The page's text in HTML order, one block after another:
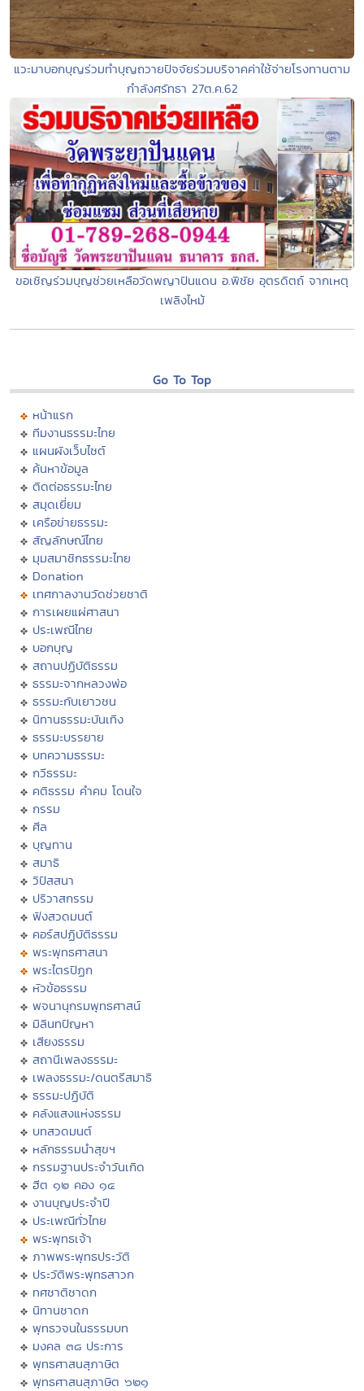
แวะมาบอกบุญร่วมทำบุญถวายปัจจัยร่วมบริจาคค่าใช้จ่ายโรงทานตาม
กำลังศรัทธา 27ต.ค.62
ขอเชิญร่วมบุญช่วยเหลือวัดพญาปันแดน อ.พิชัย อุตรดิตถ์ จากเหตุ
เพลิงไหม้
Go To Top
หน้าแรก
ทีมงานธรรมะไทย
แผนผังเว็บไซต์
ค้นหาข้อมูล
ติดต่อธรรมะไทย
สมุดเยี่ยม
เครือข่ายธรรมะ
สัญลักษณ์ไทย
มุมสมาชิกธรรมะไทย
Donation
เทศกาลงานวัดช่วยชาติ
การเผยแผ่ศาสนา
ประเพณีไทย
บอกบุญ
สถานปฏิบัติธรรม
ธรรมะจากหลวงพ่อ
ธรรมะกับเยาวชน
นิทานธรรมะบันเทิง
ธรรมะบรรยาย
บทความธรรมะ
กวีธรรมะ
คติธรรม คำคม โดนใจ
กรรม
ศีล
บุญทาน
สมาธิ
วิปัสสนา
ปริวาสกรรม
ฟังสวดมนต์
คอร์สปฏิบัติธรรม
พระพุทธศาสนา
พระไตรปิฏก
หัวข้อธรรม
พจนานุกรมพุทธศาสน์
มิลินทปัญหา
เสียงธรรม
สถานีเพลงธรรมะ
เพลงธรรมะ/ดนตรีสมาธิ
ธรรมะปฏิบัติ
คลังแสงแห่งธรรม
บทสวดมนต์
หลักธรรมนำสุขฯ
กรรมฐานประจำวันเกิด
ฮีต ๑๒ คอง ๑๔
งานบุญประจำปี
ประเพณีทั่วไทย
พระพุทธเจ้า
ภาพพระพุทธประวัติ
ประวัติพระพุทธสาวก
ทศชาติชาดก
นิทานชาดก
พุทธวจนในธรรมบท
มงคล ๓๘ ประการ
พุทธศาสนสุภาษิต
พุทธศาสนสุภาษิต ๖๒๑